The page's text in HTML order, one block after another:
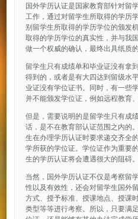
国外学历认证是国家教育部针对留
工作，通过对留学生所取得的学历
别留学生所取得的学历学位的颁发
取得的学历学位的真实性，并与我
做一个权威的确认，最终出具纸质的
留学生只有成绩单和毕业证没有拿
得到的，或者是有大四达到留级水
业证没有学位证书。同时，有一些
并不能颁发学位证，例如远程教育
但是，需要说明的是留学生只有成
话，是不在教育部认证范围之内的
生在办理学历认证时要求递交齐全
学所获的学位证。学位证作为重要
生的学历认证将会遭遇很大的阻碍。
当然，国外学历认证不仅是考察留
性以及有效性，还会对留学生国外
方式、授予标准、授课地点、授课
类型等等进行考察。所以，只要满